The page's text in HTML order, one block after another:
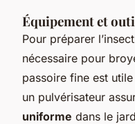
Équipement et
Pour préparer
nécessaire pour
passoire fine est
un pulvérisateur
uniforme dans le